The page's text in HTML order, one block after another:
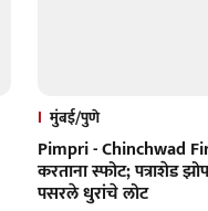
मुंबई/पुणे
Pimpri - Chinchwad
करताना स्फोट; पत्राशेड
पसरले धुरांचे लोट